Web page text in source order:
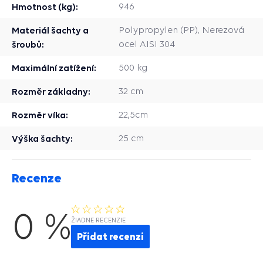
Hmotnost (kg): 946
Materiál šachty a
šroubů:
Polypropylen (PP), Nerezová
ocel AISI 304
Maximální zatížení: 500 kg
Rozměr základny: 32 cm
Rozměr víka: 22,5cm
Výška šachty: 25 cm
Recenze
0 % ŽIADNE RECENZIE
Přidat recenzi